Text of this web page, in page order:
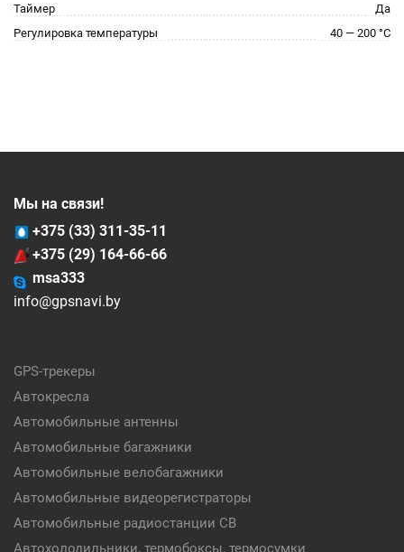
Таймер
Да
Регулировка температуры
40 — 200 °C
Мы на связи!
+375 (33) 311-35-11
+375 (29) 164-66-66
msa333
info@gpsnavi.by
GPS-трекеры
Автокресла
Автомобильные антенны
Автомобильные багажники
Автомобильные велобагажники
Автомобильные видеорегистраторы
Автомобильные радиостанции CB
Автохолодильники, термобоксы, термосумки